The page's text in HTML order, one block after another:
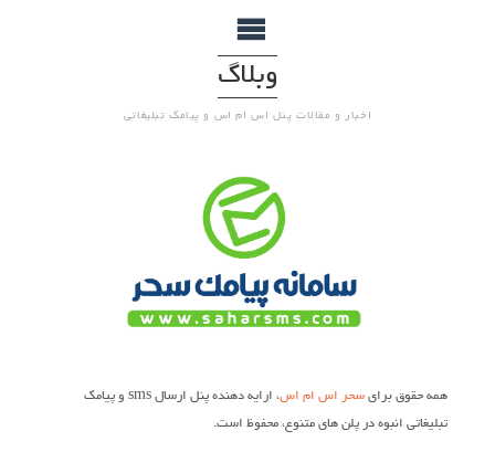
وبلاگ
اخبار و مقالات پنل اس ام اس و پیامک تبلیغاتی
همه حقوق برایسحر اس ام اس
، ارایه دهنده پنل ارسال sms و پیامک
تبلیغاتی انبوه در پلن های متنوع، محفوظ است.